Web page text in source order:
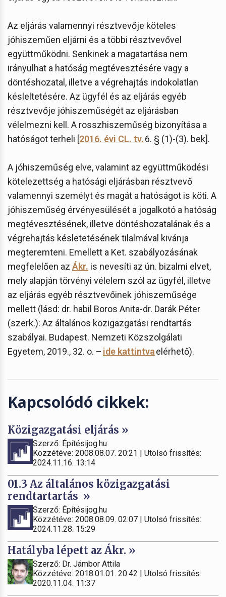
Az eljárás valamennyi résztvevője köteles
jóhiszeműen eljárni és a többi résztvevővel
együttműködni. Senkinek a magatartása nem
irányulhat a hatóság megtévesztésére vagy a
döntéshozatal, illetve a végrehajtás indokolatlan
késleltetésére. Az ügyfél és az eljárás egyéb
résztvevője jóhiszeműségét az eljárásban
vélelmezni kell. A rosszhiszeműség bizonyítása a
hatóságot terheli [2016. évi CL. tv.6. § (1)-(3). bek].
A jóhiszeműség elve, valamint az együttműködési
kötelezettség a hatósági eljárásban résztvevő
valamennyi személyt és magát a hatóságot is köti. A
jóhiszeműség érvényesülését a jogalkotó a hatóság
megtévesztésének, illetve döntéshozatalának és a
végrehajtás késletetésének tilalmával kivánja
megteremteni. Emellett a Ket. szabályozásának
megfelelően az Ákr. is nevesíti az ún. bizalmi elvet,
mely alapján törvényi vélelem szól az ügyfél, illetve
az eljárás egyéb résztvevőinek jóhiszeműsége
mellett (lásd: dr. habil Boros Anita-dr. Darák Péter
(szerk.): Az általános közigazgatási rendtartás
szabályai. Budapest. Nemzeti Közszolgálati
Egyetem, 2019., 32. o. – ide kattintvaelérhető).
Kapcsolódó cikkek:
Közigazgatási eljárás »
Szerző: Építésijog.hu
Közzétéve: 2008.08.07. 20:21 | Utolsó frissítés:
2024.11.16. 13:14
01.3 Az általános közigazgatási
rendtartartás »
Szerző: Építésijog.hu
Közzétéve: 2008.08.09. 02:07 | Utolsó frissítés:
2024.11.28. 15:29
Hatályba lépett az Ákr. »
Szerző: Dr. Jámbor Attila
Közzétéve: 2018.01.01. 20:42 | Utolsó frissítés:
2020.11.04. 11:37